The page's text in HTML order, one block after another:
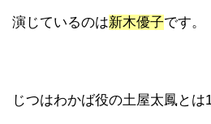
演じているのは新木優子です。
じつはわかば役の土屋太鳳とは